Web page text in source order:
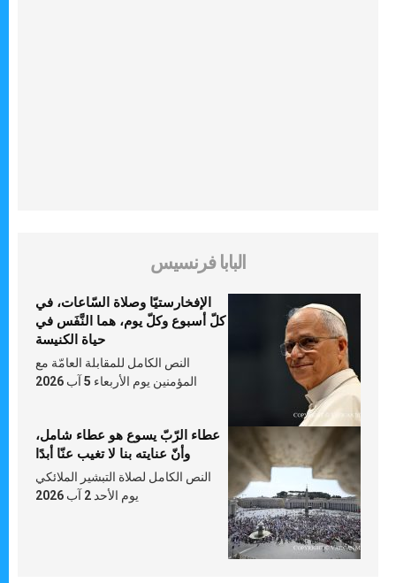
البابا فرنسيس
الإفخارستيّا وصلاة السّاعات، في
كلّ أسبوع وكلّ يوم، هما النَّفَس في
حياة الكنيسة
النص الكامل للمقابلة العامّة مع
المؤمنين يوم الأربعاء 5 آب 2026
عطاء الرّبّ يسوع هو عطاء شامل،
وأنّ عنايته بنا لا تغيب عنّا أبدًا
النص الكامل لصلاة التبشير الملائكي
يوم الأحد 2 آب 2026